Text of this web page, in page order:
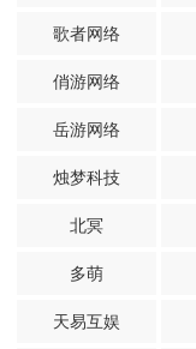
歌者网络
俏游网络
岳游网络
烛梦科技
北冥
多萌
天易互娱